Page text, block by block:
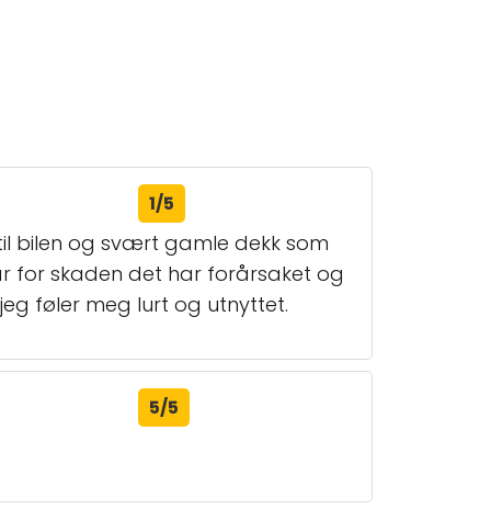
1/5
bilen og svært gamle dekk som
for skaden det har forårsaket og
føler meg lurt og utnyttet.
5/5